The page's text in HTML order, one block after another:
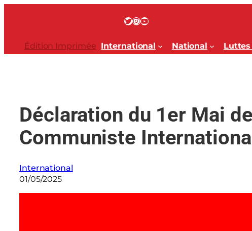
Twitter InstagramYouTube
Édition Imprimée International National
Déclaration du 1er Mai
Communiste
International
01/05/2025